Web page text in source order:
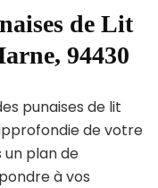
de Lit
94430
punaises de lit
de votre
un plan de
à vos